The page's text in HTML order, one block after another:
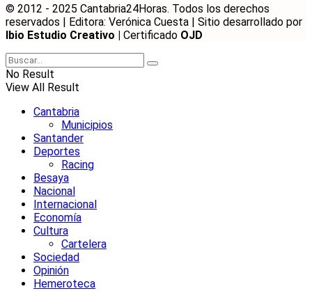
© 2012 - 2025 Cantabria24Horas. Todos los derechos
reservados | Editora: Verónica Cuesta | Sitio desarrollado por
Ibio Estudio Creativo | Certificado OJD
No Result
View All Result
Cantabria
Municipios
Santander
Deportes
Racing
Besaya
Nacional
Internacional
Economía
Cultura
Cartelera
Sociedad
Opinión
Hemeroteca